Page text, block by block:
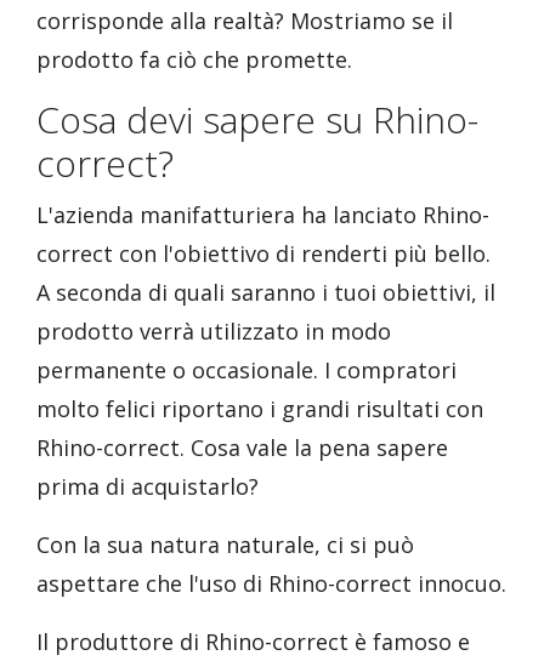
corrisponde alla realtà? Mostriamo se il
prodotto fa ciò che promette.
Cosa devi sapere su Rhino-
correct?
L'azienda manifatturiera ha lanciato Rhino-
correct con l'obiettivo di renderti più bello.
A seconda di quali saranno i tuoi obiettivi, il
prodotto verrà utilizzato in modo
permanente o occasionale. I compratori
molto felici riportano i grandi risultati con
Rhino-correct. Cosa vale la pena sapere
prima di acquistarlo?
Con la sua natura naturale, ci si può
aspettare che l'uso di Rhino-correct innocuo.
Il produttore di Rhino-correct è famoso e